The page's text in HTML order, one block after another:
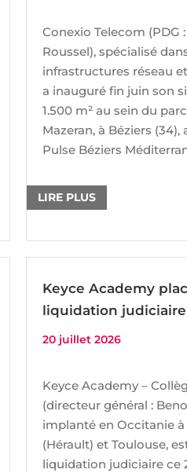
Conexio Telecom (PDG
Roussel), spécialisé
infrastructures réseau
a inauguré fin juin son
1.500 m² au sein du
Mazeran, à Béziers (34),
Pulse Béziers
LIRE PLUS
Keyce Academy
liquidation judiciaire
20 juillet 2026
Keyce Academy –
(directeur général :
implanté en Occitanie à
(Hérault) et Toulouse,
liquidation judiciaire ce